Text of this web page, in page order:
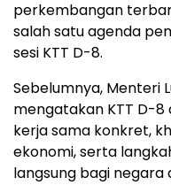
perkembangan
salah satu agenda
sesi KTT D-8.
Sebelumnya, Menteri
mengatakan KTT D-
kerja sama konkret,
ekonomi, serta
langsung bagi negara